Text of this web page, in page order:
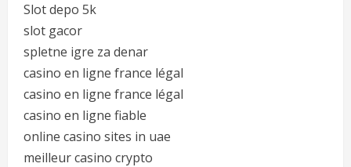
Slot depo 5k
slot gacor
spletne igre za denar
casino en ligne france légal
casino en ligne france légal
casino en ligne fiable
online casino sites in uae
meilleur casino crypto